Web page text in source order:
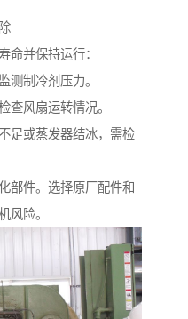
命并保持运行：
测制冷剂压力。
查风扇运转情况。
足或蒸发器结冰，需检
部件。选择原厂配件和
风险。